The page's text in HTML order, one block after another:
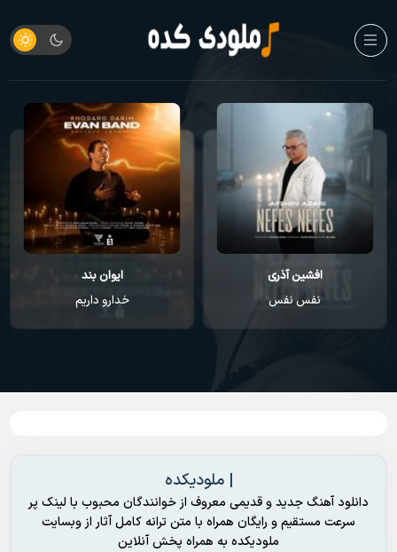
ایوان بند
خدارو داریم
راغب
عطر تو
| ملودیکده
دانلود آهنگ جدید و قدیمی معروف از خوانندگان محبوب با لینک پر
سرعت مستقیم و رایگان همراه با متن ترانه کامل آثار از وبسایت
ملودیکده به همراه پخش آنلاین